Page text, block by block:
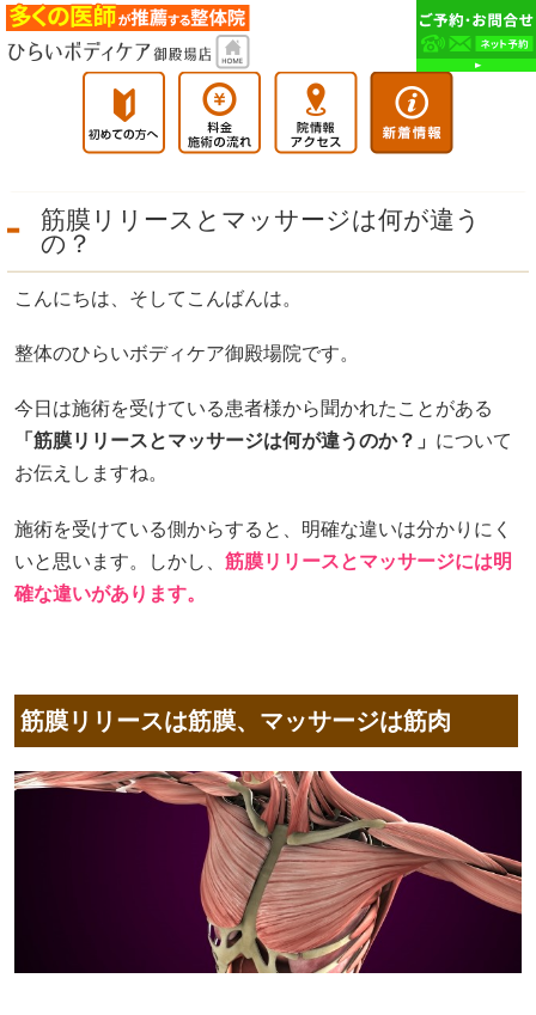
筋膜リリースとマッサージは何が違う
の？
こんにちは、そしてこんばんは。
整体のひらいボディケア御殿場院です。
今日は施術を受けている患者様から聞かれたことがある
「筋膜リリースとマッサージは何が違うのか？」 について
お伝えしますね。
施術を受けている側からすると、明確な違いは分かりにく
いと思います。しかし、 筋膜リリースとマッサージには明
確な違いがあります。
筋膜リリースは筋膜、マッサージは筋肉